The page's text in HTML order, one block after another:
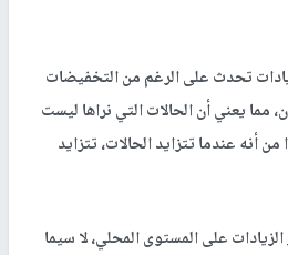
تحدث على الرغم من التخفيضات
مما يعني أن الحالات التي نراها ليست
عندما تتزايد الحالات، تتزايد
على المستوى المحلي، لا سيما